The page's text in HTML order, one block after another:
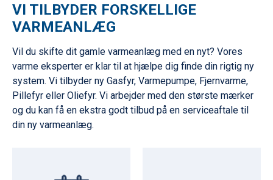
VI TILBYDER FORSKELLIGE
VARMEANLÆG
Vil du skifte dit gamle varmeanlæg med en nyt? Vores
varme eksperter er klar til at hjælpe dig finde din rigtig ny
system. Vi tilbyder ny Gasfyr, Varmepumpe, Fjernvarme,
Pillefyr eller Oliefyr. Vi arbejder med den største mærker
og du kan få en ekstra godt tilbud på en serviceaftale til
din ny varmeanlæg.